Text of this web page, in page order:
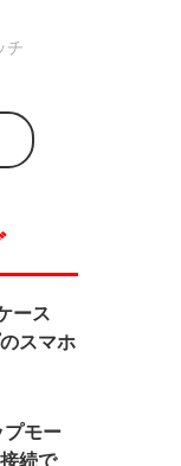
チ
ース
スマホ
モー
続で